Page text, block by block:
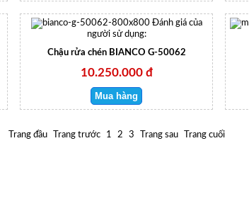
Đánh giá của
người sử dụng:
Chậu rửa chén BIANCO G-50062
10.250.000 đ
Trang đầu Trang trước 1 2 3 Trang sau Trang cuối